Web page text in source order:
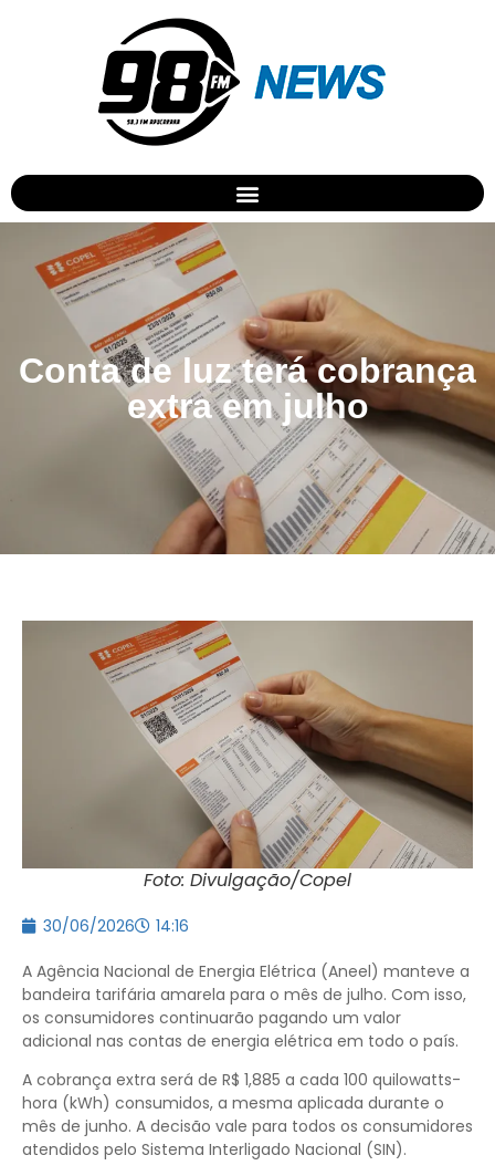
Conta de luz terá cobrança
extra em julho
Foto: Divulgação/Copel
30/06/2026 14:16
A Agência Nacional de Energia Elétrica (Aneel) manteve a
bandeira tarifária amarela para o mês de julho. Com isso,
os consumidores continuarão pagando um valor
adicional nas contas de energia elétrica em todo o país.
A cobrança extra será de R$ 1,885 a cada 100 quilowatts-
hora (kWh) consumidos, a mesma aplicada durante o
mês de junho. A decisão vale para todos os consumidores
atendidos pelo Sistema Interligado Nacional (SIN).